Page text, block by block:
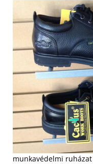
munkavédelmi